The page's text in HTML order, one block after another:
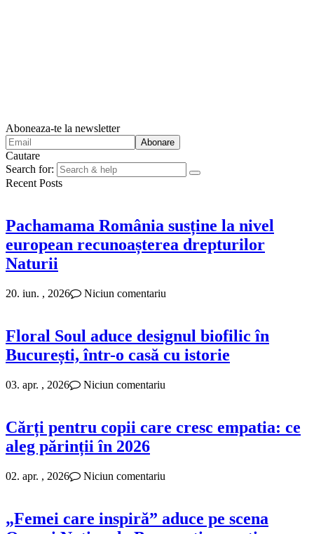
Aboneaza-te la newsletter
Cautare
Search for:
Recent Posts
Pachamama România susține la nivel
european recunoașterea drepturilor
Naturii
20. iun. , 2026 Niciun comentariu
Floral Soul aduce designul biofilic în
București, într-o casă cu istorie
03. apr. , 2026 Niciun comentariu
Cărți pentru copii care cresc empatia: ce
aleg părinții în 2026
02. apr. , 2026 Niciun comentariu
„Femei care inspiră” aduce pe scena